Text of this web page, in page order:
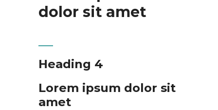
dolor sit amet
Heading 4
Lorem ipsum dolor sit
amet